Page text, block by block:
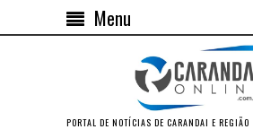
Menu
PORTAL DE NOTÍCIAS DE CARANDAI E REGIÃO